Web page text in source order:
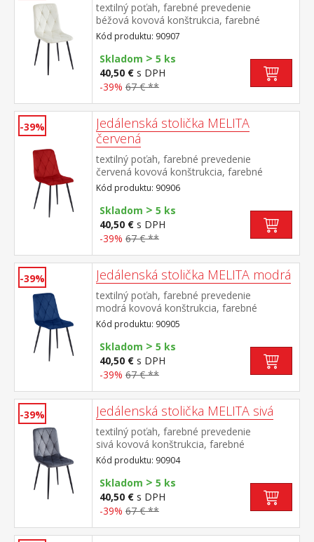
textilný poťah, farebné prevedenie
béžová kovová konštrukcia, farebné
prevedenie čierna výška sedu 50
cm odporúčaná nosnosť do 120 kg
Kód produktu: 90907
Skladom > 5 ks
40,50 € s DPH
-39% 67 € **
-39%
Jedálenská stolička MELITA
červená
textilný poťah, farebné prevedenie
červená kovová konštrukcia, farebné
prevedenie čierna výška sedu 50
cm odporúčaná nosnosť do 120 kg
Kód produktu: 90906
Skladom > 5 ks
40,50 € s DPH
-39% 67 € **
-39% Jedálenská stolička MELITA modrá
textilný poťah, farebné prevedenie
modrá kovová konštrukcia, farebné
prevedenie čierna výška sedu 50
cm odporúčaná nosnosť do 120 kg
Kód produktu: 90905
Skladom > 5 ks
40,50 € s DPH
-39% 67 € **
-39% Jedálenská stolička MELITA sivá
textilný poťah, farebné prevedenie
sivá kovová konštrukcia, farebné
prevedenie čierna výška sedu 50
cm odporúčaná nosnosť do 120 kg
Kód produktu: 90904
Skladom > 5 ks
40,50 € s DPH
-39% 67 € **